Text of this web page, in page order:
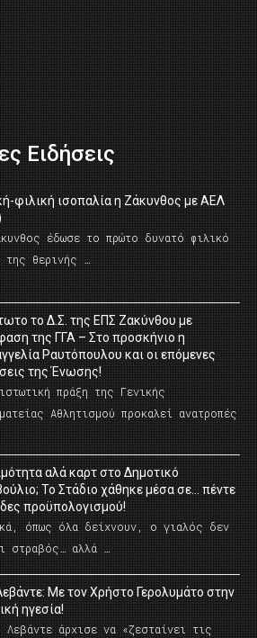
Ειδήσεις
φιλική ισοπαλία η Ζάκυνθος με ΑΕΛ
έδωσε το πρώτο δυνατό φιλικό
της θερινής …
το Δ.Σ. της ΕΠΣ Ζακύνθου με
της ΓΓΑ – Στο προσκήνιο η
Ραυτόπουλου και οι επόμενες
της Ένωσης!
πράξη της Γενικής
Αθλητισμού προκαλεί ανατροπές
αλά καρτ στο Δημοτικό
Το Στάδιο χάθηκε μέσα σε… πέντε
προϋπολογισμού!
όπως όλα δείχνουν, ο γιαλός δεν
στραβός… αλλά …
Με τον Χρήστο Γερολυμάτο στην
ηγεσία!
άρχισε να «ζεσταίνει τις